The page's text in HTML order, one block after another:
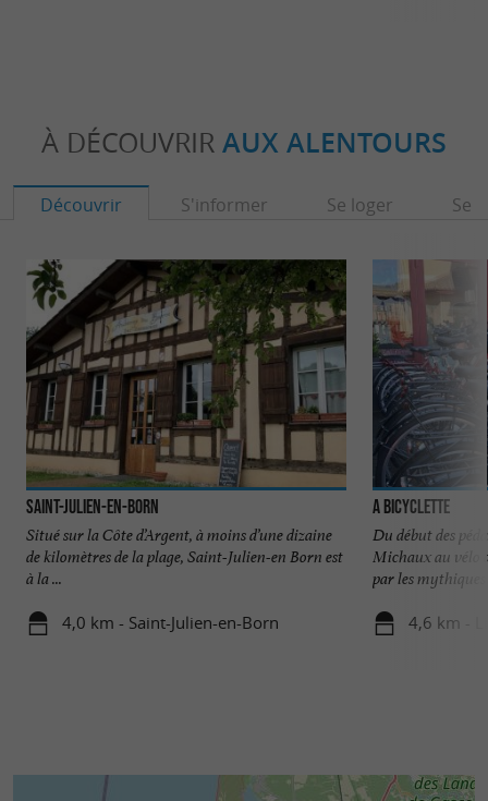
À DÉCOUVRIR AUX ALENTOURS
Découvrir S'informer Se loger Se
Saint-Julien-en-Born
Situé sur la Côte d’Argent, à moins d’une dizaine
de kilomètres de la plage, Saint-Julien-en Born est
à la ...
4,0 km - Saint-Julien-en-Born
A Bicyclette
Du début des
Michaux au vélo
par les mythiques
4,6 km -